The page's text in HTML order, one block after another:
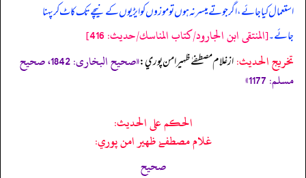
استعمال کیا جائے، اگر جوتے میسر نہ ہوں تو موزوں کو ایڑیوں کے نیچے تک کاٹ کر پہنا
جائے۔[المنتقى ابن الجارود/كتاب المناسك/حدیث: 416]
تخریج الحدیث:از غلام مصطفےٰ ظهير امن پوري:
«صحیح البخاری: 1842، صحیح
مسلم: 1177»
الحكم على الحديث:
غلام مصطفےٰ ظهير امن پوري:
صحیح